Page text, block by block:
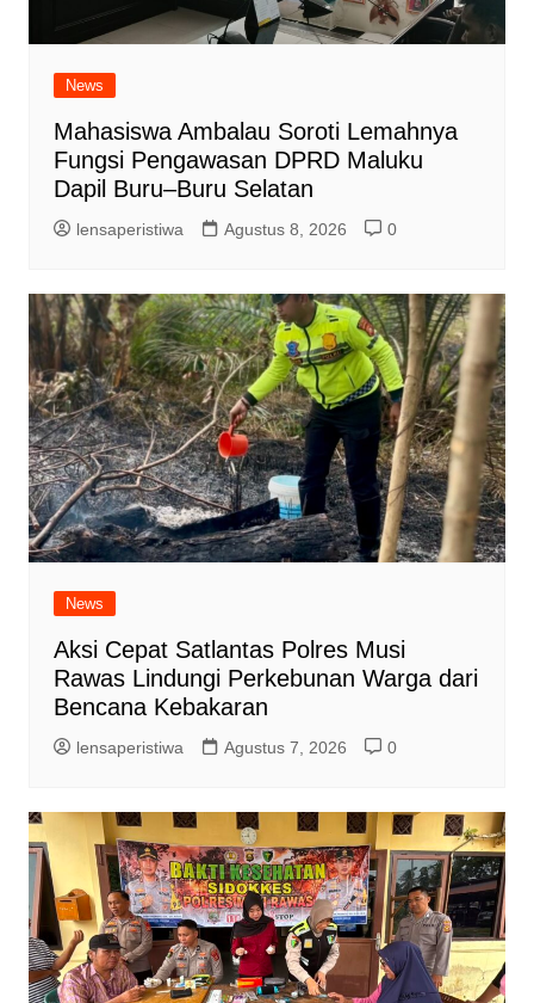
News
Mahasiswa Ambalau Soroti Lemahnya
Fungsi Pengawasan DPRD Maluku
Dapil Buru–Buru Selatan
lensaperistiwa Agustus 8, 2026 0
News
Aksi Cepat Satlantas Polres Musi
Rawas Lindungi Perkebunan Warga dari
Bencana Kebakaran
lensaperistiwa Agustus 7, 2026 0